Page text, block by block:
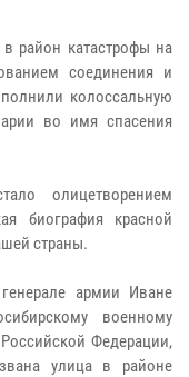
район катастрофы на
соединения и
колоссальную
во имя спасения
олицетворением
биография красной
страны.
армии Иване
военному
Федерации,
улица в районе